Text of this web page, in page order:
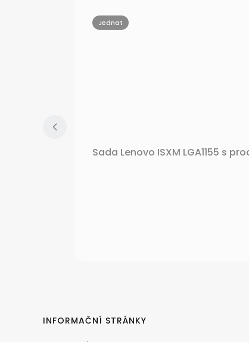
Jednat
Sada Lenovo ISXM LGA1155 s
Menu v zápatí
INFORMAČNÍ STRÁNKY